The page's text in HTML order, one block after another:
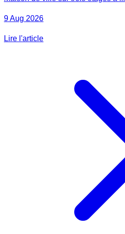
9 Aug 2026
Lire l'article